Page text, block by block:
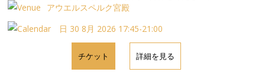
アウエルスペルク宮殿
日 30 8月 2026 17:45-21:00
チケット 詳細を見る